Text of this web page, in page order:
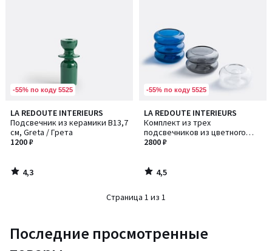
-55% по коду 5525
LA REDOUTE INTERIEURS
Подсвечник из керамики В13,7
см, Greta / Грета
1200 ₽
4,3
/ 5
4,3
/
-55% по коду 5525
LA REDOUTE INTERIEURS
Комплект из трех
подсвечников из цветного
стекла, Leramo / Лерамо
2800 ₽
4,5
/ 5
4,5
/
Страница 1 из 1
Последние просмотренные